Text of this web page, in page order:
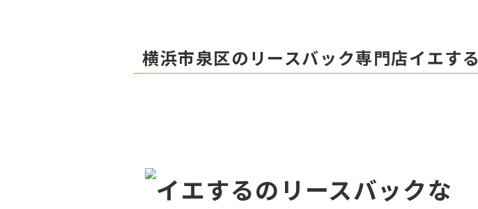
横浜市泉区のリースバック専門店イエする